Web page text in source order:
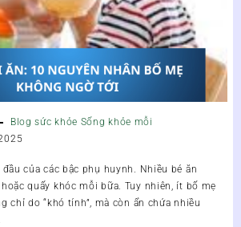
Blog sức khỏe Sống khỏe mỗi
của các bậc phụ huynh. Nhiều bé ăn
quấy khóc mỗi bữa. Tuy nhiên, ít bố mẹ
chỉ do “khó tính”, mà còn ẩn chứa nhiều